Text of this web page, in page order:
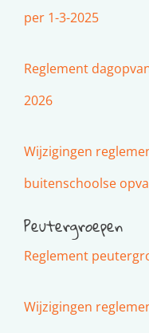
per 1-3-2025
Reglement
2026
Wijzigingen
buitenschoolse
Peutergroepen
Reglement
Wijzigingen